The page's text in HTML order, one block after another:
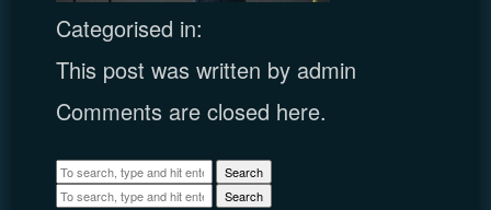
Categorised in:
This post was written by admin
Comments are closed here.
Search
Search